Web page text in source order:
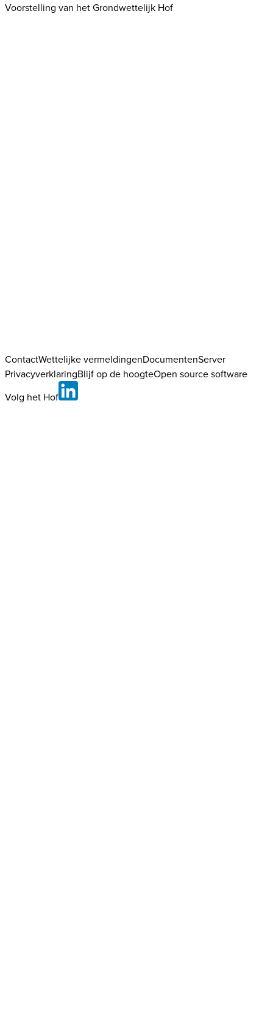
Voorstelling van het Grondwettelijk Hof
ContactWettelijke vermeldingenDocumentenServer
PrivacyverklaringBlijf op de hoogteOpen source software
Volg het Hof